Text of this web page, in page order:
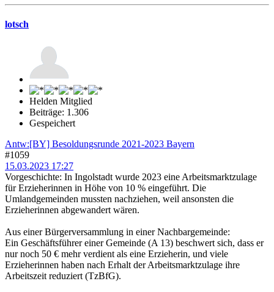
lotsch
Helden Mitglied
Beiträge: 1.306
Gespeichert
Antw:[BY] Besoldungsrunde 2021-2023 Bayern
#1059
15.03.2023 17:27
Vorgeschichte: In Ingolstadt wurde 2023 eine Arbeitsmarktzulage
für Erzieherinnen in Höhe von 10 % eingeführt. Die
Umlandgemeinden mussten nachziehen, weil ansonsten die
Erzieherinnen abgewandert wären.
Aus einer Bürgerversammlung in einer Nachbargemeinde:
Ein Geschäftsführer einer Gemeinde (A 13) beschwert sich, dass er
nur noch 50 € mehr verdient als eine Erzieherin, und viele
Erzieherinnen haben nach Erhalt der Arbeitsmarktzulage ihre
Arbeitszeit reduziert (TzBfG).